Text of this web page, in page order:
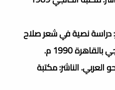
دراسة نصية في شعر صلاح
1990 م.
العربي. الناشر: مكتبة